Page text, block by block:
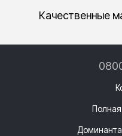
Качественные